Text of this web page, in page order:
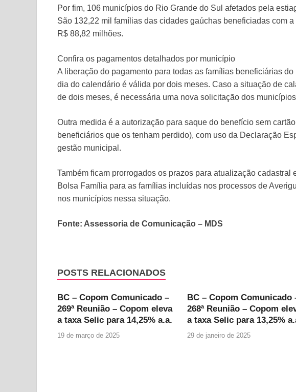
Por fim, 106 municípios do Rio Grande do Sul afetados pela
São 132,22 mil famílias das cidades gaúchas beneficiadas com
R$ 88,82 milhões.
Confira os pagamentos detalhados por município
A liberação do pagamento para todas as famílias beneficiárias
dia do calendário é válida por dois meses. Caso a situação de
de dois meses, é necessária uma nova solicitação dos
Outra medida é a autorização para saque do benefício sem
beneficiários que os tenham perdido), com uso da Declaração
gestão municipal.
Também ficam prorrogados os prazos para atualização cadastral
Bolsa Família para as famílias incluídas nos processos de
nos municípios nessa situação.
Fonte: Assessoria de Comunicação – MDS
POSTS RELACIONADOS
BC – Copom Comunicado –
269ª Reunião – Copom eleva
a taxa Selic para 14,25% a.a.
19 de março de 2025
BC – Copom Comunicado
268ª Reunião – Copom
a taxa Selic para 13,25%
29 de janeiro de 2025